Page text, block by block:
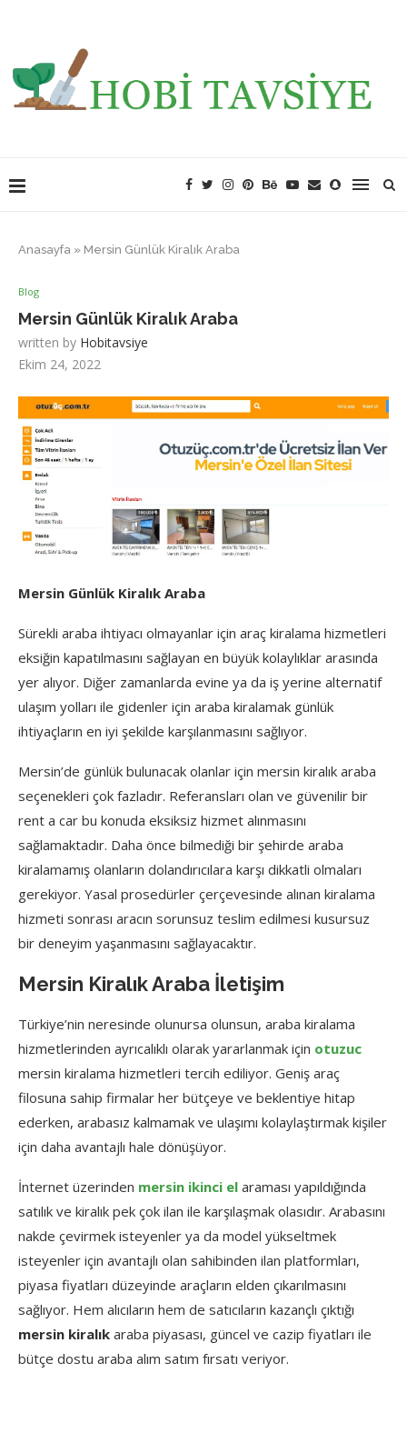
Anasayfa » Mersin Günlük Kiralık Araba
Blog
Mersin Günlük Kiralık Araba
written by Hobitavsiye
Ekim 24, 2022
Mersin Günlük Kiralık Araba
Sürekli araba ihtiyacı olmayanlar için araç kiralama hizmetleri
eksiğin kapatılmasını sağlayan en büyük kolaylıklar arasında
yer alıyor. Diğer zamanlarda evine ya da iş yerine alternatif
ulaşım yolları ile gidenler için araba kiralamak günlük
ihtiyaçların en iyi şekilde karşılanmasını sağlıyor.
Mersin’de günlük bulunacak olanlar için mersin kiralık araba
seçenekleri çok fazladır. Referansları olan ve güvenilir bir
rent a car bu konuda eksiksiz hizmet alınmasını
sağlamaktadır. Daha önce bilmediği bir şehirde araba
kiralamamış olanların dolandırıcılara karşı dikkatli olmaları
gerekiyor. Yasal prosedürler çerçevesinde alınan kiralama
hizmeti sonrası aracın sorunsuz teslim edilmesi kusursuz
bir deneyim yaşanmasını sağlayacaktır.
Mersin Kiralık Araba İletişim
Türkiye’nin neresinde olunursa olunsun, araba kiralama
hizmetlerinden ayrıcalıklı olarak yararlanmak için otuzuc
mersin kiralama hizmetleri tercih ediliyor. Geniş araç
filosuna sahip firmalar her bütçeye ve beklentiye hitap
ederken, arabasız kalmamak ve ulaşımı kolaylaştırmak kişiler
için daha avantajlı hale dönüşüyor.
İnternet üzerinden mersin ikinci el araması yapıldığında
satılık ve kiralık pek çok ilan ile karşılaşmak olasıdır. Arabasını
nakde çevirmek isteyenler ya da model yükseltmek
isteyenler için avantajlı olan sahibinden ilan platformları,
piyasa fiyatları düzeyinde araçların elden çıkarılmasını
sağlıyor. Hem alıcıların hem de satıcıların kazançlı çıktığı
mersin kiralık araba piyasası, güncel ve cazip fiyatları ile
bütçe dostu araba alım satım fırsatı veriyor.